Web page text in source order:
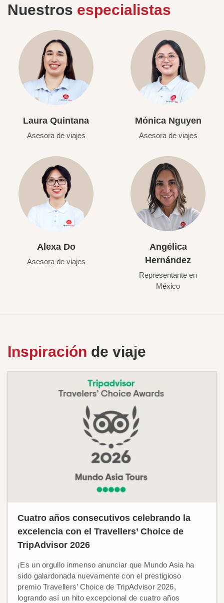
Nuestros especialistas
Laura Quintana
Asesora de viajes
Mónica Nguyen
Asesora de viajes
Alexa Do
Asesora de viajes
Angélica
Hernández
Representante en
México
Inspiración de viaje
Cuatro años consecutivos celebrando la
excelencia con el Travellers’ Choice de
TripAdvisor 2026
¡Es un orgullo inmenso anunciar que Mundo Asia ha
sido galardonada nuevamente con el prestigioso
premio Travellers’ Choice de TripAdvisor 2026,
logrando así un hito excepcional de cuatro años